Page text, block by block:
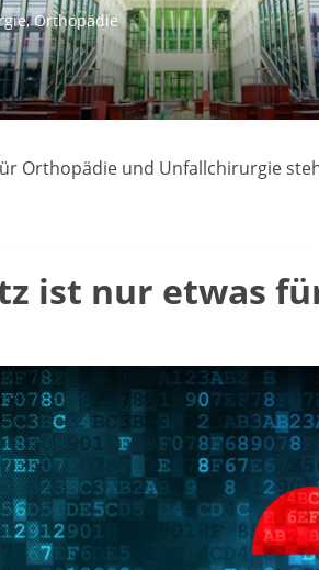
Orthopädie
Orthopädie und Unfallchirurgie
ist nur etwas